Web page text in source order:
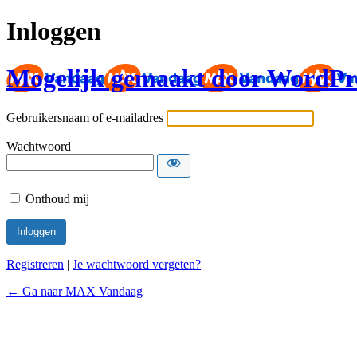
Inloggen
Mogelijk gemaakt door
Gebruikersnaam of e-mailadres
Wachtwoord
Onthoud mij
Registreren | Je wachtwoord vergeten?
← Ga naar MAX Vandaag